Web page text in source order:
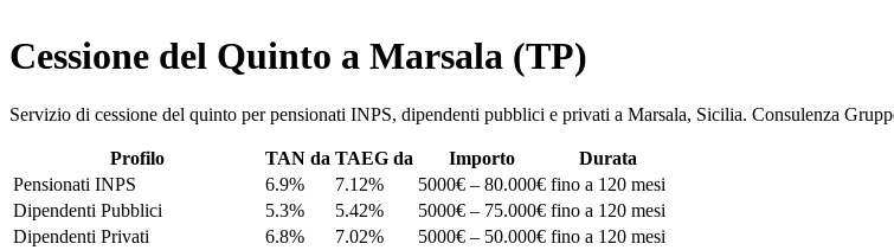
Cessione del Quinto a Marsala (TP)
Servizio di cessione del quinto per pensionati INPS, dipendenti pubblici e privati a Marsala, Sicilia. Consulenza
Profilo TAN da TAEG da Importo
Durata
Pensionati INPS
6.9% 7.12% 5000€ – 80.000€ fino a 120 mesi
Dipendenti Pubblici
5.3% 5.42% 5000€ – 75.000€ fino a 120 mesi
Dipendenti Privati
6.8% 7.02% 5000€ – 50.000€ fino a 120 mesi